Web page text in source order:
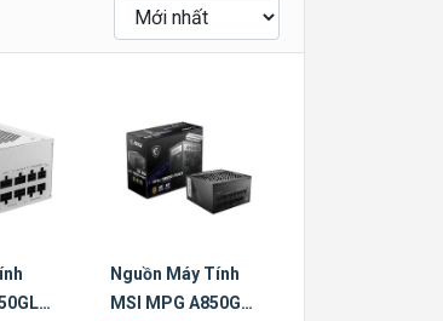
Nguồn Máy Tính
MSI MPG A850G